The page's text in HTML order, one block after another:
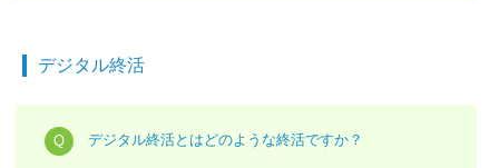
デジタル終活
デジタル終活とはどのような終活ですか？